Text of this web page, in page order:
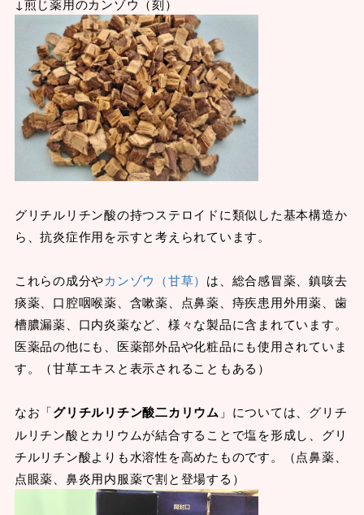
↓煎じ薬用のカンゾウ（刻）
グリチルリチン酸の持つステロイドに類似した基本構造か
ら、抗炎症作用を示すと考えられています。
これらの成分やカンゾウ（甘草） は、総合感冒薬、鎮咳去
痰薬、口腔咽喉薬、含嗽薬、点鼻薬、痔疾患用外用薬、歯
槽膿漏薬、口内炎薬など、様々な製品に含まれています。
医薬品の他にも、医薬部外品や化粧品にも使用されていま
す。（甘草エキスと表示されることもある）
なお「グリチルリチン酸二カリウム 」については、グリチ
ルリチン酸とカリウムが結合することで塩を形成し、グリ
チルリチン酸よりも水溶性を高めたものです。（点鼻薬、
点眼薬、鼻炎用内服薬で割と登場する）